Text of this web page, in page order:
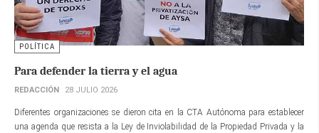
POLÍTICA
Para defender la tierra y el agua
REDACCIÓN 28 JULIO 2026
Diferentes organizaciones se dieron cita en la CTA Autónoma para establecer
una agenda que resista a la Ley de Inviolabilidad de la Propiedad Privada y la